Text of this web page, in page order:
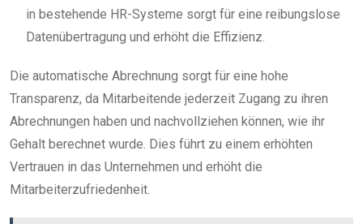
in bestehende HR-Systeme sorgt für eine reibungslose
Datenübertragung und erhöht die Effizienz.
Die automatische Abrechnung sorgt für eine hohe
Transparenz, da Mitarbeitende jederzeit Zugang zu ihren
Abrechnungen haben und nachvollziehen können, wie ihr
Gehalt berechnet wurde. Dies führt zu einem erhöhten
Vertrauen in das Unternehmen und erhöht die
Mitarbeiterzufriedenheit.